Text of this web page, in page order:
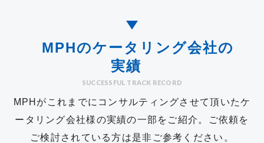
MPHのケータリング会社の
実績
SUCCESSFUL TRACK RECORD
MPHがこれまでにコンサルティングさせて頂いたケ
ータリング会社様の実績の一部をご紹介。
ご依頼を
ご検討されている方は是非ご参考ください。